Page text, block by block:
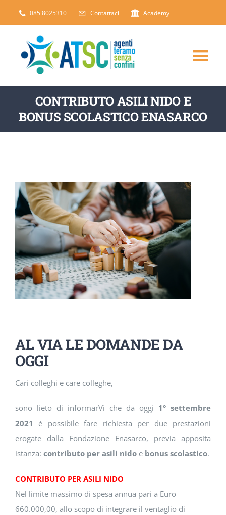
085 8025310 Contattaci Academy
CHI SIAMO
ARTICOLI
DOWNLOAD
SOSTENIBILITÀ
ACADEMY
CONTRIBUTO ASILI NIDO E
BONUS SCOLASTICO ENASARCO
AL VIA LE DOMANDE DA
OGGI
Cari colleghi e care colleghe,
sono lieto di informarVi che da oggi 1° settembre
2021 è possibile fare richiesta per due prestazioni
erogate dalla Fondazione Enasarco, previa apposita
istanza: contributo per asili nidoe bonus scolastico.
CONTRIBUTO PER ASILI NIDO
Nel limite massimo di spesa annua pari a Euro
660.000,00, allo scopo di integrare il ventaglio di